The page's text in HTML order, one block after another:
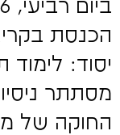
הכנסת
יסוד:
מסתתר
החוקה של